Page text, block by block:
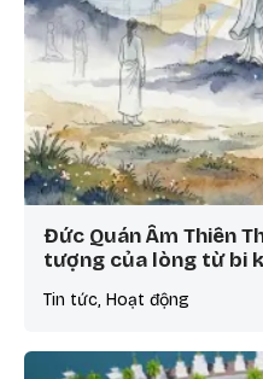
Đức Quán Âm Thiên
tượng của lòng từ bi
Tin tức, Hoạt động